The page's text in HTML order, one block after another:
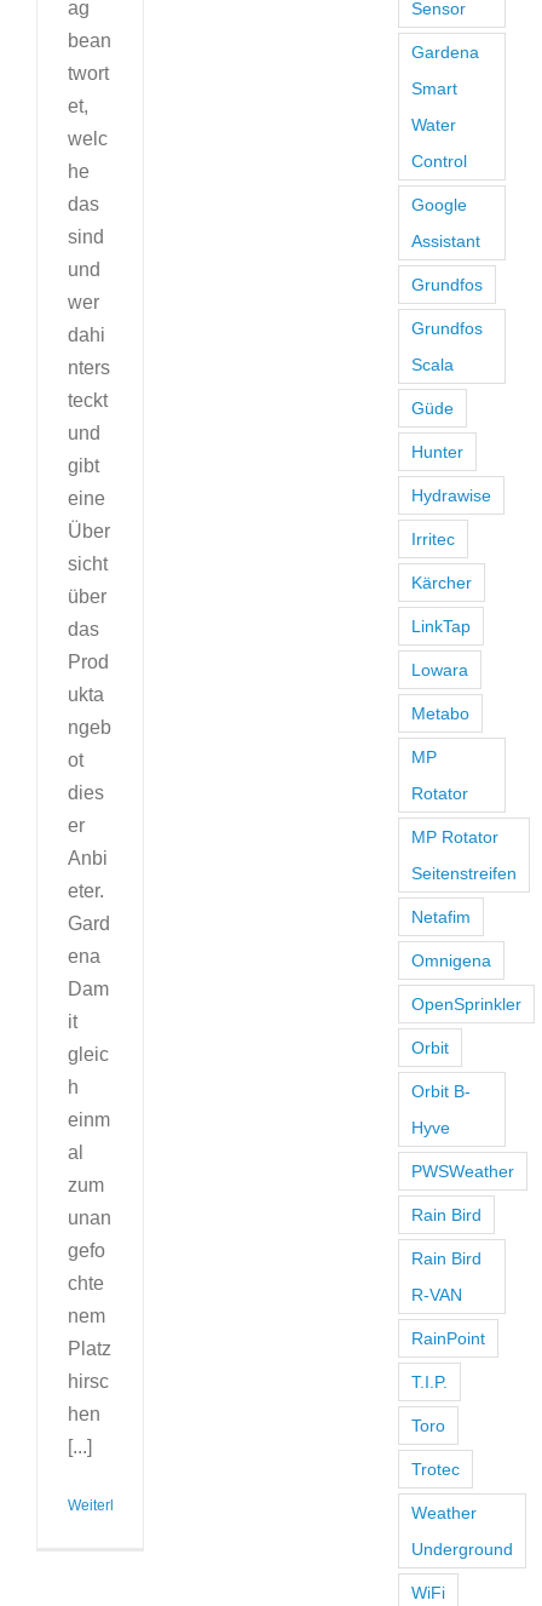
ag
bean
twort
et,
welc
he
das
sind
und
wer
dahi
nters
teckt
und
gibt
eine
Über
sicht
über
das
Prod
ukta
ngeb
ot
dies
er
Anbi
eter.
Gard
ena
Dam
it
gleic
h
einm
al
zum
unan
gefo
chte
nem
Platz
hirsc
hen
[...]
Weiterlesen
Sensor
Gardena
Smart
Water
Control
Google
Assistant
Grundfos
Grundfos
Scala
Güde
Hunter
Hydrawise
Irritec
Kärcher
LinkTap
Lowara
Metabo
MP
Rotator
MP Rotator
Seitenstreifen
Netafim
Omnigena
OpenSprinkler
Orbit
Orbit B-
Hyve
PWSWeather
Rain Bird
Rain Bird
R-VAN
RainPoint
T.I.P.
Toro
Trotec
Weather
Underground
WiFi